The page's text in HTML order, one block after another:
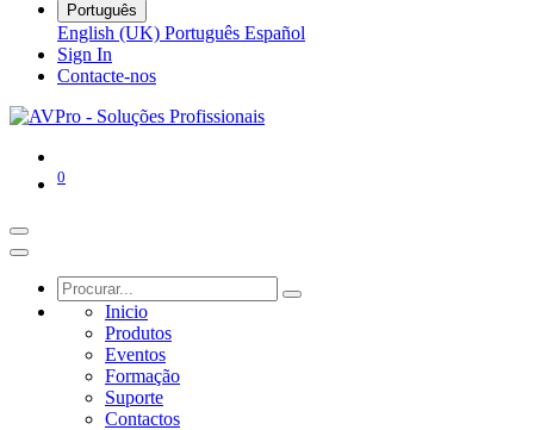
Português
English (UK) Português Español
Sign In
Contacte-nos
0
Inicio
Produtos
Eventos
Formação
Suporte
Contactos